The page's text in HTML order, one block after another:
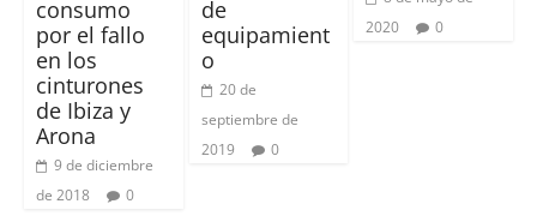
consumo
por el fallo
en los
cinturones
de Ibiza y
Arona
9 de diciembre
de 2018
0
de
equipamient
o
20 de
septiembre de
2019
0
2020
0